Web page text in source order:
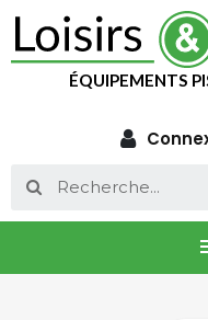
ÉQUIPEMENTS